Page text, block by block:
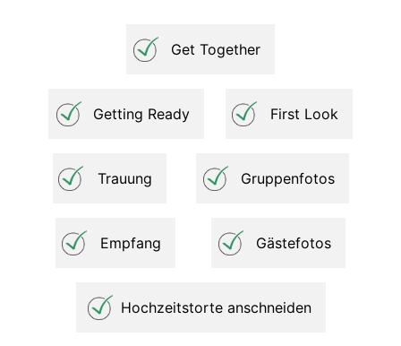
Get Together
Getting Ready First Look
Trauung Gruppenfotos
Empfang Gästefotos
Hochzeitstorte anschneiden